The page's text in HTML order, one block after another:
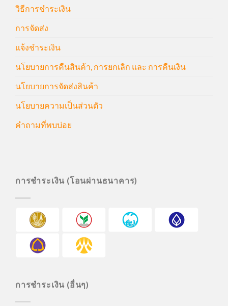
วิธีการชำระเงิน
การจัดส่ง
แจ้งชำระเงิน
นโยบายการคืนสินค้า, การยกเลิก และ การคืนเงิน
นโยบายการจัดส่งสินค้า
นโยบายความเป็นส่วนตัว
คำถามที่พบบ่อย
การชำระเงิน (โอนผ่านธนาคาร)
การชำระเงิน (อื่นๆ)